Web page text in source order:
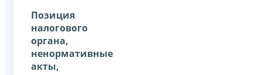
Позиция
налогового
органа,
ненормативные
акты,